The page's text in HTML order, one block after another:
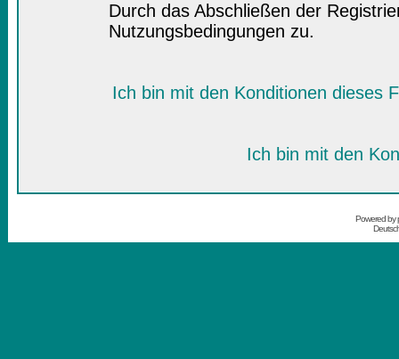
Durch das Abschließen der
Nutzungsbedingungen zu.
Ich bin mit den Konditionen dieses
Ich bin mit den
Powered by